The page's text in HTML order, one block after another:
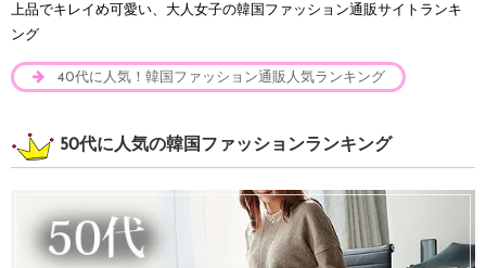
上品でキレイめ可愛い、大人女子の韓国ファッション通販サイトランキ
ング
40代に人気！韓国ファッション通販人気ランキング
50代に人気の韓国ファッションランキング